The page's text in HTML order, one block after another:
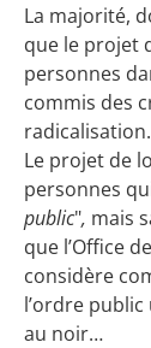
La majorité,
que le projet
personnes
commis des
Le projet de
personnes
public", mais
que l’Office
considère
l’ordre
au noir…